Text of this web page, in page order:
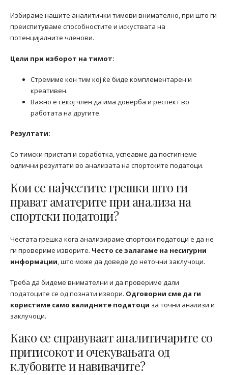
Избираме нашите аналитички тимови внимателно, при што ги
преиспитуваме способностите и искуствата на
потенцијалните членови.
Цели при изборот на тимот:
Стремиме кон тим кој ќе биде комплементарен и
креативен.
Важно е секој член да има доверба и респект во
работата на другите.
Резултати:
Со тимски пристап и соработка, успеавме да постигнеме
одлични резултати во анализата на спортските податоци.
Кои се најчестите грешки што ги
прават аматерите при анализа на
спортски податоци?
Честата грешка кога анализираме спортски податоци е да не
ги провериме изворите. Често се залагаме на несигурни
информации, што може да доведе до неточни заклучоци.
Треба да бидеме внимателни и да провериме дали
податоците се од познати извори. Одговорни сме да ги
користиме само валидните податоци за точни анализи и
заклучоци.
Како се справуваат аналитичарите со
притисокот и очекувањата од
клубовите и навивачите?